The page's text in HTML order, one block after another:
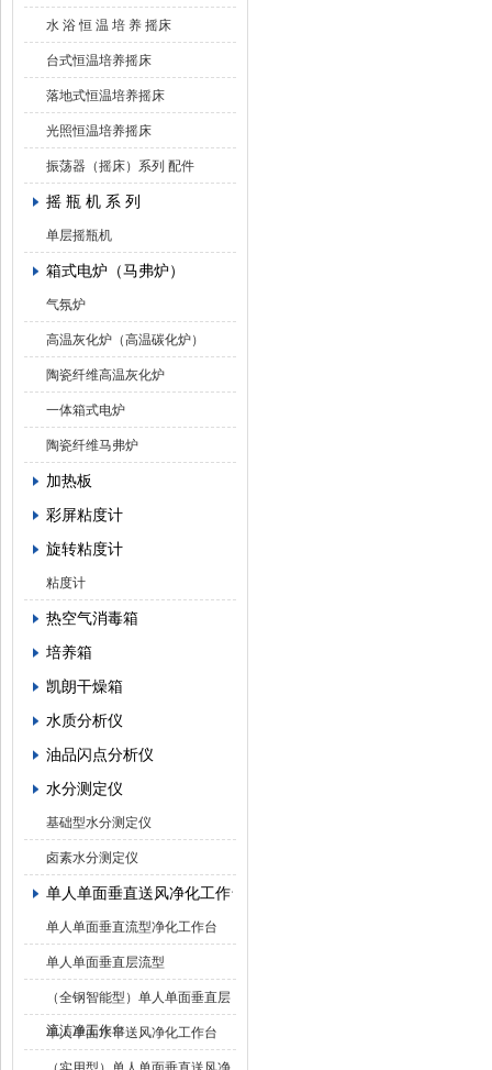
水 浴 恒 温 培 养 摇床
台式恒温培养摇床
落地式恒温培养摇床
光照恒温培养摇床
振荡器（摇床）系列 配件
摇 瓶 机 系 列
单层摇瓶机
箱式电炉（马弗炉）
气氛炉
高温灰化炉（高温碳化炉）
陶瓷纤维高温灰化炉
一体箱式电炉
陶瓷纤维马弗炉
加热板
彩屏粘度计
旋转粘度计
粘度计
热空气消毒箱
培养箱
凯朗干燥箱
水质分析仪
油品闪点分析仪
水分测定仪
基础型水分测定仪
卤素水分测定仪
单人单面垂直送风净化工作台
单人单面垂直流型净化工作台
单人单面垂直层流型
（全钢智能型）单人单面垂直层
流洁净工作台
单人单面水平送风净化工作台